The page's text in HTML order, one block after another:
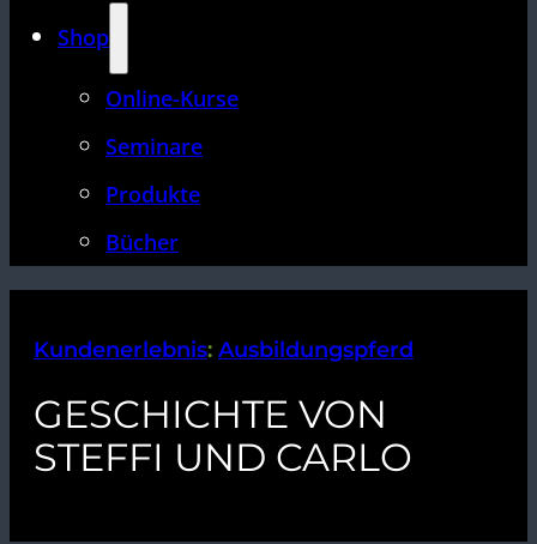
Shop
Online-Kurse
Seminare
Produkte
Bücher
Kundenerlebnis: Ausbildungspferd
GESCHICHTE VON
STEFFI UND CARLO